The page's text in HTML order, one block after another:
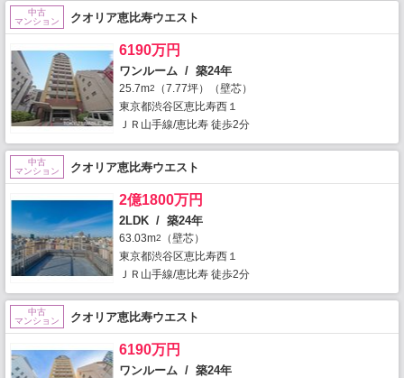
中古
マンション
クオリア恵比寿ウエスト
6190万円
ワンルーム / 築24年
25.7m2
（7.77坪）（壁芯）
東京都渋谷区恵比寿西１
ＪＲ山手線/恵比寿 徒歩2分
中古
マンション
クオリア恵比寿ウエスト
2億1800万円
2LDK / 築24年
63.03m2
（壁芯）
東京都渋谷区恵比寿西１
ＪＲ山手線/恵比寿 徒歩2分
中古
マンション
クオリア恵比寿ウエスト
6190万円
ワンルーム / 築24年